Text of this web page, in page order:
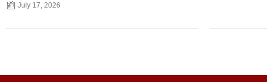
July 17, 2026